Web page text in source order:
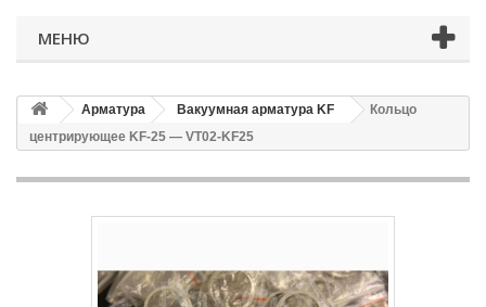
МЕНЮ
Арматура Вакуумная арматура KF
Кольцо
центрирующее KF-25 — VT02-KF25